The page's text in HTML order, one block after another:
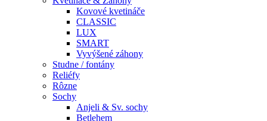
Kovové kvetináče
CLASSIC
LUX
SMART
Vyvýšené záhony
Studne / fontány
Reliéfy
Rôzne
Sochy
Anjeli & Sv. sochy
Betlehem